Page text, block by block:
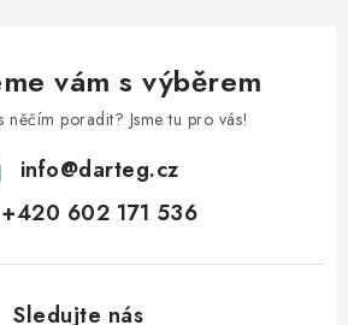
vám s výběrem
něčím poradit? Jsme tu pro vás!
info@darteg.cz
+420 602 171 536